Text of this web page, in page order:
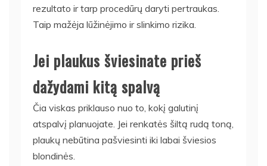
rezultato ir tarp procedūrų daryti pertraukas.
Taip mažėja lūžinėjimo ir slinkimo rizika.
Jei plaukus šviesinate prieš
dažydami kitą spalvą
Čia viskas priklauso nuo to, kokį galutinį
atspalvį planuojate. Jei renkatės šiltą rudą toną,
plaukų nebūtina pašviesinti iki labai šviesios
blondinės.